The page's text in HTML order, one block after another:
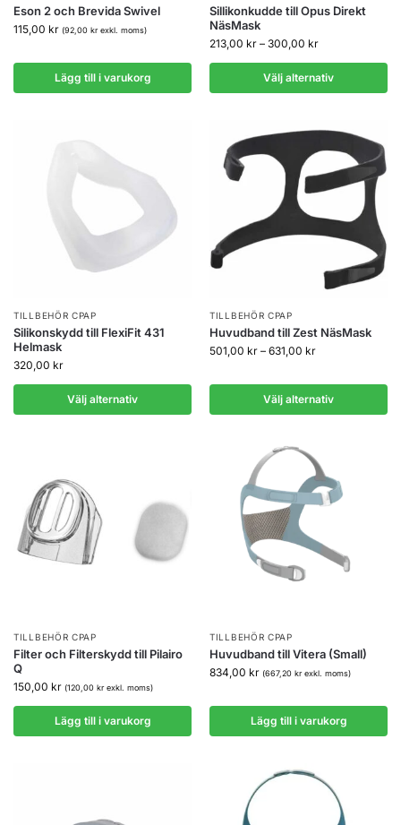
Eson 2 och Brevida Swivel
115,00 kr (92,00 krexkl. moms)
Lägg till i varukorg
Sillikonkudde till Opus Direkt
NäsMask
213,00 kr – 300,00 kr
Välj alternativ
TILLBEHÖR CPAP
Silikonskydd till FlexiFit 431
Helmask
320,00 kr
Välj alternativ
TILLBEHÖR CPAP
Huvudband till Zest NäsMask
501,00 kr – 631,00 kr
Välj alternativ
TILLBEHÖR CPAP
Filter och Filterskydd till Pilairo
Q
150,00 kr (120,00 krexkl. moms)
Lägg till i varukorg
TILLBEHÖR CPAP
Huvudband till Vitera (Small)
834,00 kr (667,20 krexkl. moms)
Lägg till i varukorg